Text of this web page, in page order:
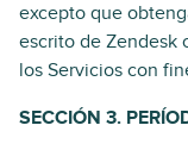
excepto que
escrito de Zendesk
los Servicios con
SECCIÓN 3.